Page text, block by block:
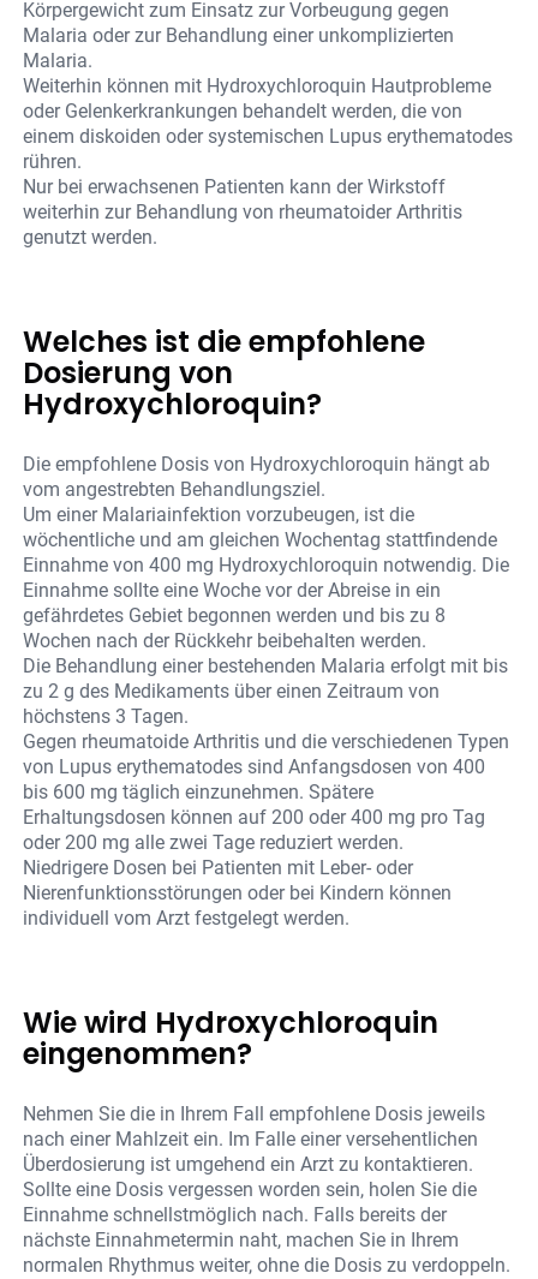
Körpergewicht zum Einsatz zur Vorbeugung gegen
Malaria oder zur Behandlung einer unkomplizierten
Malaria.
Weiterhin können mit Hydroxychloroquin Hautprobleme
oder Gelenkerkrankungen behandelt werden, die von
einem diskoiden oder systemischen Lupus erythematodes
rühren.
Nur bei erwachsenen Patienten kann der Wirkstoff
weiterhin zur Behandlung von rheumatoider Arthritis
genutzt werden.
Welches ist die empfohlene
Dosierung von
Hydroxychloroquin?
Die empfohlene Dosis von Hydroxychloroquin hängt ab
vom angestrebten Behandlungsziel.
Um einer Malariainfektion vorzubeugen, ist die
wöchentliche und am gleichen Wochentag stattfindende
Einnahme von 400 mg Hydroxychloroquin notwendig. Die
Einnahme sollte eine Woche vor der Abreise in ein
gefährdetes Gebiet begonnen werden und bis zu 8
Wochen nach der Rückkehr beibehalten werden.
Die Behandlung einer bestehenden Malaria erfolgt mit bis
zu 2 g des Medikaments über einen Zeitraum von
höchstens 3 Tagen.
Gegen rheumatoide Arthritis und die verschiedenen Typen
von Lupus erythematodes sind Anfangsdosen von 400
bis 600 mg täglich einzunehmen. Spätere
Erhaltungsdosen können auf 200 oder 400 mg pro Tag
oder 200 mg alle zwei Tage reduziert werden.
Niedrigere Dosen bei Patienten mit Leber- oder
Nierenfunktionsstörungen oder bei Kindern können
individuell vom Arzt festgelegt werden.
Wie wird Hydroxychloroquin
eingenommen?
Nehmen Sie die in Ihrem Fall empfohlene Dosis jeweils
nach einer Mahlzeit ein. Im Falle einer versehentlichen
Überdosierung ist umgehend ein Arzt zu kontaktieren.
Sollte eine Dosis vergessen worden sein, holen Sie die
Einnahme schnellstmöglich nach. Falls bereits der
nächste Einnahmetermin naht, machen Sie in Ihrem
normalen Rhythmus weiter, ohne die Dosis zu verdoppeln.